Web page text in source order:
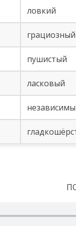
ловкий
грациозный
пушистый
ласковый